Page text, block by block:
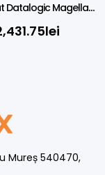
Datalogic Magellan
Montare pe perete,
USB, RS232
lei
Mureș 540470,